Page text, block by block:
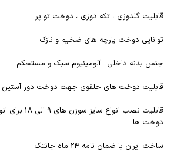
قابلیت گلدوزی ، تکه دوزی ، دوخت تو پر
توانایی دوخت پارچه های ضخیم و نازک
جنس بدنه داخلی : آلومینیوم سبک و مستحکم
قابلیت دوخت های حلقوی جهت دوخت دور آستین و
قابلیت نصب انواع
دوخت ها
ساخت ایران با ضمان نامه 24 ماه جانتک